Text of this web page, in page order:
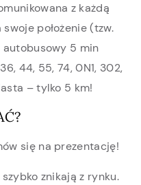
z każdą
położenie (tzw.
5 min
44, 55, 74, 0N1, 302,
– tylko 5 km!
się na prezentację!
znikają z rynku.